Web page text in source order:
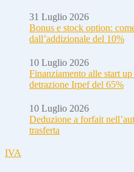
31 Luglio 2026
Bonus e stock option:
dall’addizionale del 10%
10 Luglio 2026
Finanziamento alle start
detrazione Irpef del 65%
10 Luglio 2026
Deduzione a forfait
trasferta
IVA